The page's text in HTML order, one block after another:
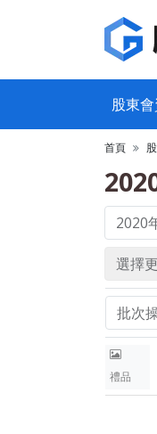
股東
首頁
2020
選擇
批次
禮品